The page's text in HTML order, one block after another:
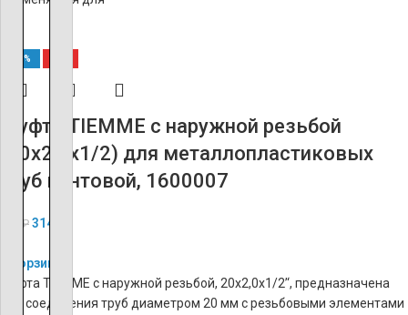
-60%
Муфта TIEMME с наружной резьбой
(20х2.0х1/2) для металлопластиковых
труб винтовой, 1600007
₽ 314
В корзину
Муфта TIEMME с наружной резьбой, 20х2,0х1/2’‘, предназначена
для соединения труб диаметром 20 мм с резьбовыми элементами